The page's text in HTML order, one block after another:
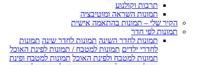
תרבות וקולנוע
תמונות השראה ומוטיבציה
הקיר שלי – תמונות בהתאמה אישית
תמונות לפי חדר
תמונות לחדר השינה תמונות לחדר שינה תמונות
לחדרי ילדים תמונות למטבח / תמונות לפינת האוכל
תמונות למטבח ולפינת האוכל תמונות למטבח ופינת